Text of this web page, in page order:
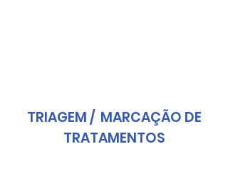
TRIAGEM / MARCAÇÃO DE
TRATAMENTOS